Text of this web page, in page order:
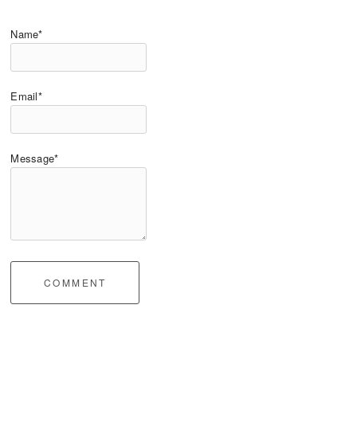
Name*
Email*
Message*
COMMENT